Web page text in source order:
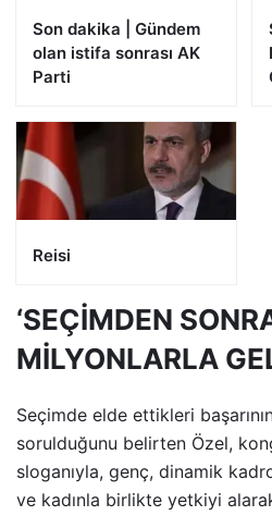
Son dakika | Gündem
olan istifa sonrası AK
Parti
Reisi
‘SEÇİMDEN
MİLYONLARLA
Seçimde elde ettikleri
sorulduğunu belirten Özel,
sloganıyla, genç, dinamik
ve kadınla birlikte yetkiyi